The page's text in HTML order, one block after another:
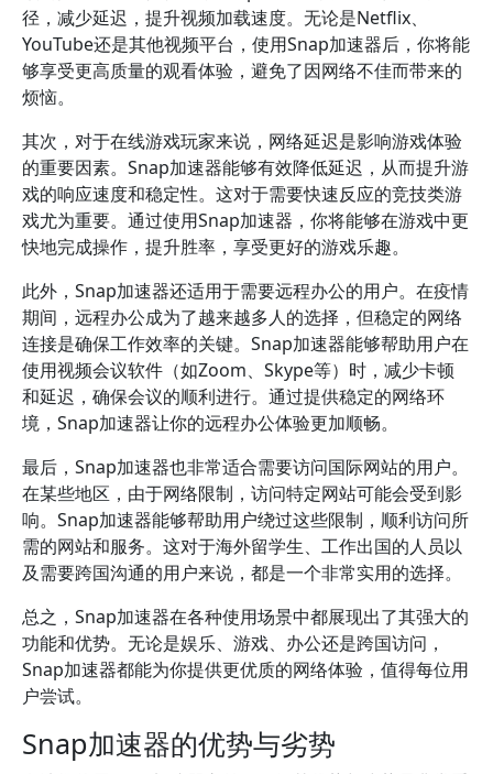
径，减少延迟，提升视频加载速度。无论是Netflix、
YouTube还是其他视频平台，使用Snap加速器后，你将能
够享受更高质量的观看体验，避免了因网络不佳而带来的
烦恼。
其次，对于在线游戏玩家来说，网络延迟是影响游戏体验
的重要因素。Snap加速器能够有效降低延迟，从而提升游
戏的响应速度和稳定性。这对于需要快速反应的竞技类游
戏尤为重要。通过使用Snap加速器，你将能够在游戏中更
快地完成操作，提升胜率，享受更好的游戏乐趣。
此外，Snap加速器还适用于需要远程办公的用户。在疫情
期间，远程办公成为了越来越多人的选择，但稳定的网络
连接是确保工作效率的关键。Snap加速器能够帮助用户在
使用视频会议软件（如Zoom、Skype等）时，减少卡顿
和延迟，确保会议的顺利进行。通过提供稳定的网络环
境，Snap加速器让你的远程办公体验更加顺畅。
最后，Snap加速器也非常适合需要访问国际网站的用户。
在某些地区，由于网络限制，访问特定网站可能会受到影
响。Snap加速器能够帮助用户绕过这些限制，顺利访问所
需的网站和服务。这对于海外留学生、工作出国的人员以
及需要跨国沟通的用户来说，都是一个非常实用的选择。
总之，Snap加速器在各种使用场景中都展现出了其强大的
功能和优势。无论是娱乐、游戏、办公还是跨国访问，
Snap加速器都能为你提供更优质的网络体验，值得每位用
户尝试。
Snap加速器的优势与劣势